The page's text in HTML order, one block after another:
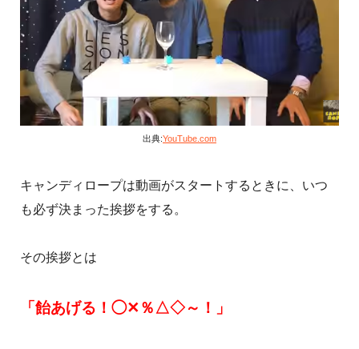
出典:YouTube.com
キャンディロープは動画がスタートするときに、いつ
も必ず決まった挨拶をする。
その挨拶とは
「飴あげる！◯✕％△◇～！」